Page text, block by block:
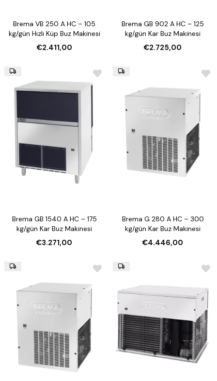
Brema VB 250 A HC – 105
kg/gün Hızlı Küp Buz Makinesi
€2.411,00
Brema GB 902 A HC – 125
kg/gün Kar Buz Makinesi
€2.725,00
Brema GB 1540 A HC – 175
kg/gün Kar Buz Makinesi
€3.271,00
Brema G 280 A HC – 300
kg/gün Kar Buz Makinesi
€4.446,00